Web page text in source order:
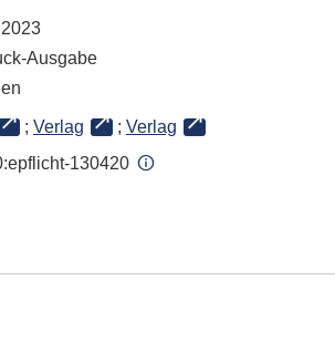
Ausgabe
; Verlag ; Verlag
130420